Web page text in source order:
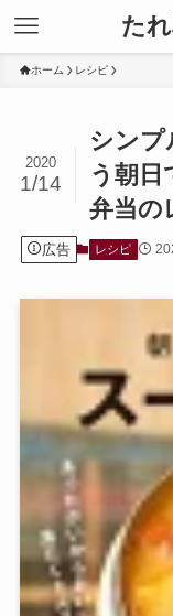
た
ホーム レシピ
シンプ
う朝日
弁当の
2020
1/14
広告 レシピ